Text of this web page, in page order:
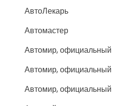
АвтоЛекарь
Автомастер
Автомир, официальный
Автомир, официальный
Автомир, официальный